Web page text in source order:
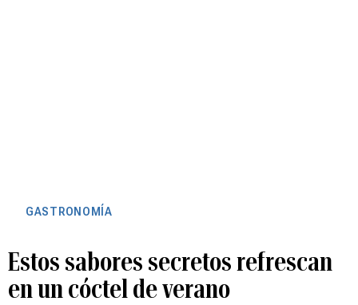
GASTRONOMÍA
Estos sabores secretos refrescan
en un cóctel de verano